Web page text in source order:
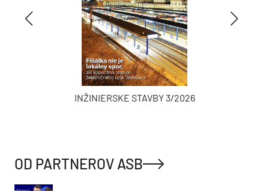
INŽINIERSKE STAVBY 3/2026
OD PARTNEROV ASB